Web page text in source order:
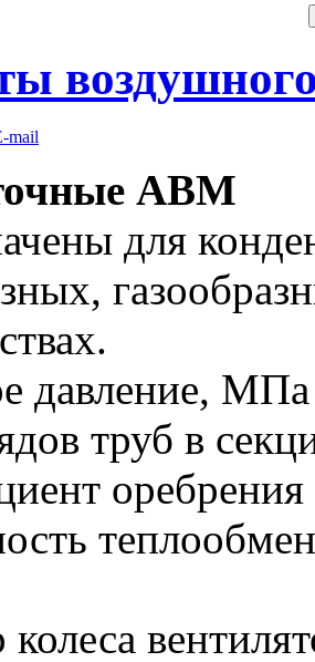
АВМ
для
давление,
труб в
колеса